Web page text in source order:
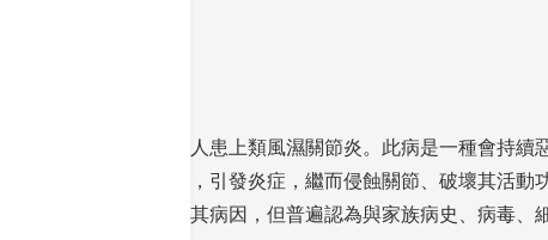
，全球每一百人便有一人患上類風濕關節炎。此病是一種會持
，攻擊關節組織滑膜，引發炎症，繼而侵蝕關節、破壞其活
醫學界仍未完全了解其病因，但普遍認為與家族病史、病毒、